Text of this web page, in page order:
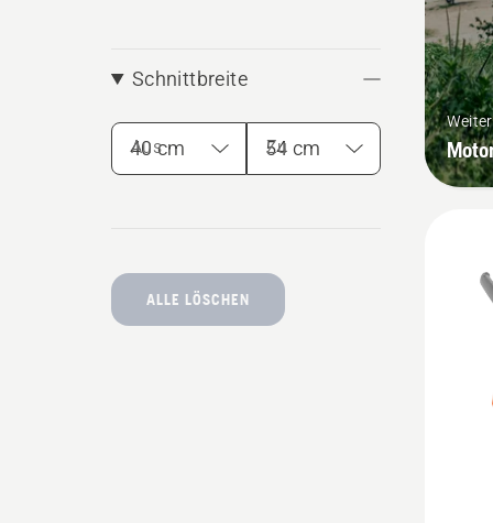
Schnittbreite
Aus Zu
ALLE LÖSCHEN